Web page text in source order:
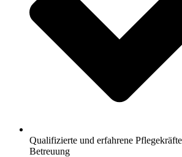
Qualifizierte und erfahrene
Betreuung